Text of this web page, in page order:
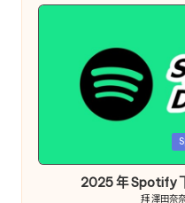
者
2025 年 Spotify
拜澤田奈